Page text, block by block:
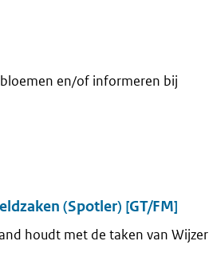
en/of informeren bij
(Spotler) [GT/FM]
houdt met de taken van Wijzer